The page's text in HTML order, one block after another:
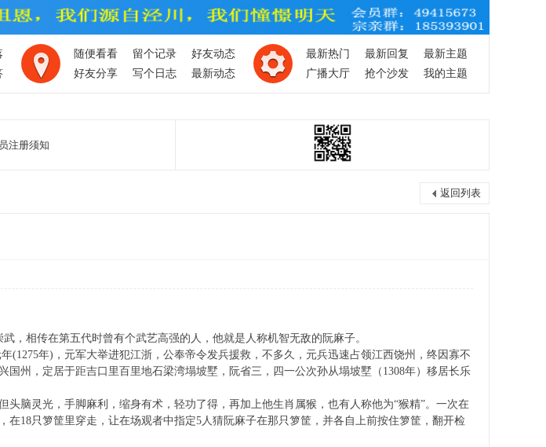
随便看看 留个记录
好友动态
好友分享
写个日志 最新动态
最新热门 最新回复
最新主题
广播大厅
抢个沙发 我的主题
注册须知
返回列表
相传在第五代时曾有个武艺高强的人，他就是人称机智无敌的阮麻子。
年)，元军大举进犯江浙，公奉帝令发兵援救，不多久，元兵迅速占领江西饶州，终因寡不
州，定居于距吉口里百里地石梁湾塌坡墅，阮省三，四一公次孙从塌坡墅（1308年）移居长乐
脑灵光，手脚麻利，缩身有术，轻功了得，再加上他生肖属猴，也有人称他为“猴精”。一次在
18只箩筐里穿走，让在场观者中指定5人猜阮麻子在那只箩筐，并各自上前按住箩筐，翻开检